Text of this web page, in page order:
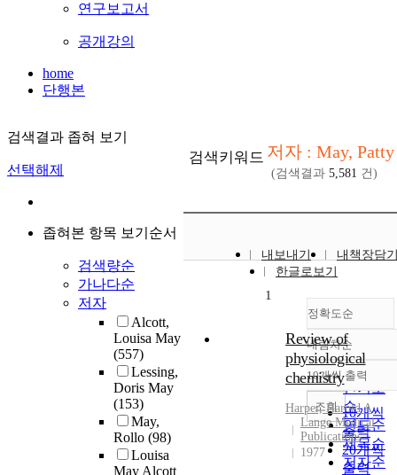
연구보고서
공개강의
home
단행본
검색결과 좁혀 보기
선택해제
좁혀본 항목 보기순서
검색량순
가나다순
저자
Alcott,
Louisa May
(557)
Lessing,
Doris May
(153)
May,
Rollo (98)
Louisa
May Alcott
검색키워드 저자 : May, Patty
(검색결과 5,581 건)
내보내기
내책장담
한글로보기
정확도순
정확도
순
인기도
순
연도순
제목순
저자순
내림차순
내림차
10개씩 출력
10개씩
출력
20개씩
출력
조회
1
Review of
physiological
chemistry
Harper, Harold A
Lange Medical
Publications
1977